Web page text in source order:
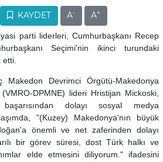
KAYDET A- A+
parti liderleri, Cumhurbaşkanı Recep
Seçimi'nin ikinci turundaki
etti.
Devrimci Örgütü-Makedonya
DPMNE) lideri Hristijan Mickoski,
dolayı sosyal medya
"(Kuzey) Makedonya'nın büyük
önemli ve net zaferinden dolayı
bir görev süresi, dost Türk halkı ve
elde etmesini diliyorum." ifadesini